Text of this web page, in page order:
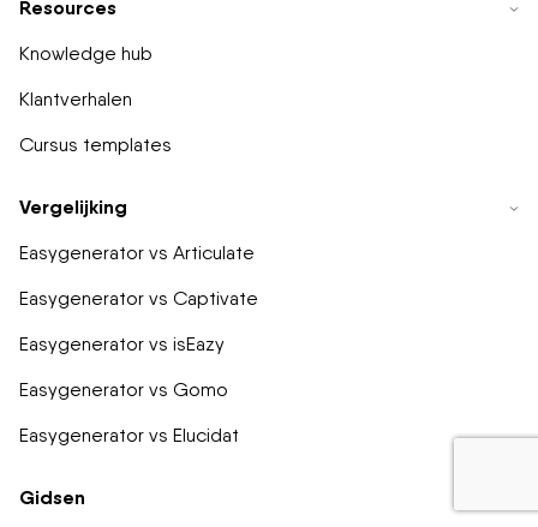
Resources
Knowledge hub
Klantverhalen
Cursus templates
Vergelijking
Easygenerator vs Articulate
Easygenerator vs Captivate
Easygenerator vs isEazy
Easygenerator vs Gomo
Easygenerator vs Elucidat
Gidsen